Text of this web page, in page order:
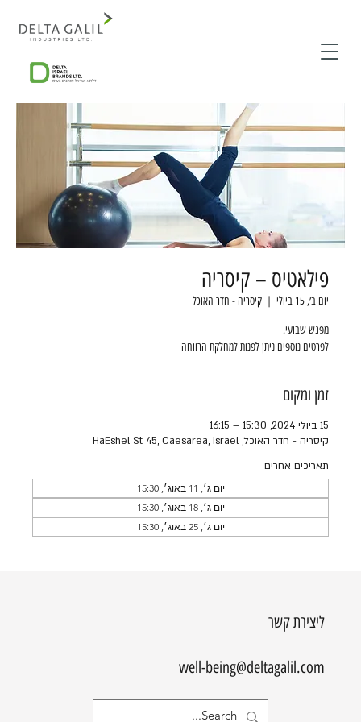
פילאטיס – קיסריה
יום ב׳, 15 ביולי
  |
קיסריה - חדר האוכל
לפרטים נוספים ניתן לפנות למחלקת הרווחה
זמן ומקום
15 ביולי 2024, 15:30 – 16:15
קיסריה - חדר האוכל, HaEshel St 45, Caesarea, Israel
תאריכים אחרים
יום ג׳, 11 באוג׳, 15:30
יום ג׳, 18 באוג׳, 15:30
יום ג׳, 25 באוג׳, 15:30
ליצירת קשר
well-being@deltagalil.com